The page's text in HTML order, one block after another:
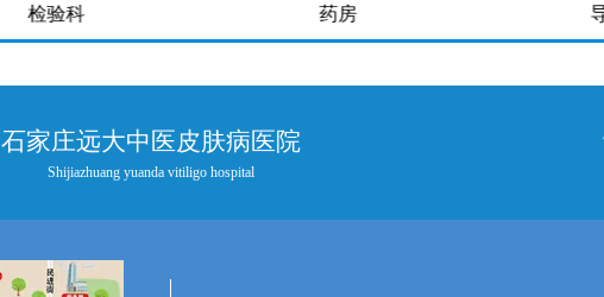
药房 导医台
石家庄远大中医皮肤病医院
Shijiazhuang yuanda vitiligo hospital